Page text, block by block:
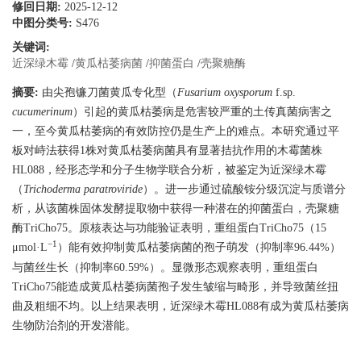
修回日期: 2025-12-12
中图分类号: S476
关键词:
近深绿木霉 /黄瓜枯萎病菌 /抑菌蛋白 /壳聚糖酶
摘要: 由尖孢镰刀菌黄瓜专化型（Fusarium oxysporum f.sp.
cucumerinum）引起的黄瓜枯萎病是危害较严重的土传真菌病害之
一，至今黄瓜枯萎病的有效防控仍是生产上的难点。本研究通过平
板对峙法获得1株对黄瓜枯萎病菌具有显著拮抗作用的木霉菌株
HL088，经形态学和分子生物学联合分析，被鉴定为近深绿木霉
（ Trichoderma paratroviride）。进一步通过硫酸铵分级沉淀与质谱分
析，从该菌株固体发酵提取物中获得一种潜在的抑菌蛋白，壳聚糖
酶TriCho75。原核表达与功能验证表明，重组蛋白TriCho75（15
μmol·L−1 ）能有效抑制黄瓜枯萎病菌的孢子萌发（抑制率96.44%）
与菌丝生长（抑制率60.59%）。显微形态观察表明，重组蛋白
TriCho75能造成黄瓜枯萎病菌孢子发生皱缩与畸形，并导致菌丝扭
曲及粗细不均。以上结果表明，近深绿木霉HL088有成为黄瓜枯萎病
生物防治剂的开发潜能。